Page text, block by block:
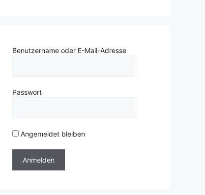
Benutzername oder E-Mail-Adresse
Passwort
Angemeldet bleiben